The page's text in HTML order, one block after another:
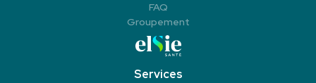
FAQ
Groupement
Services